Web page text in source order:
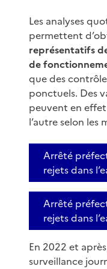
Les analyses
permettent
représentatifs
de
que des
ponctuels. Des
peuvent en
l’autre selon
Arrêté
rejets dans
Arrêté
rejets dans
En 2022 et
surveillance